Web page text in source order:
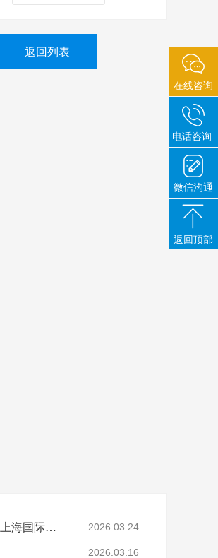
返回列表
深耕智造，共赴新程——我司精彩亮相2026上海国际机床展 2026.03.24
2026.03.16
在线咨询
电话咨询
微信沟通
返回顶部